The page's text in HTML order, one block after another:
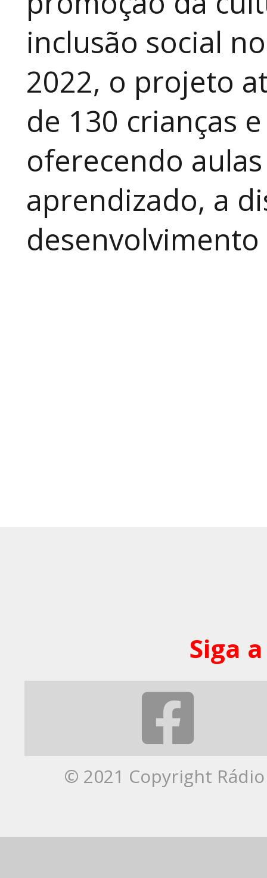
inclusão social
2022, o projeto
de 130 crianças
oferecendo
aprendizado, a
Siga
© 2021 Copyright